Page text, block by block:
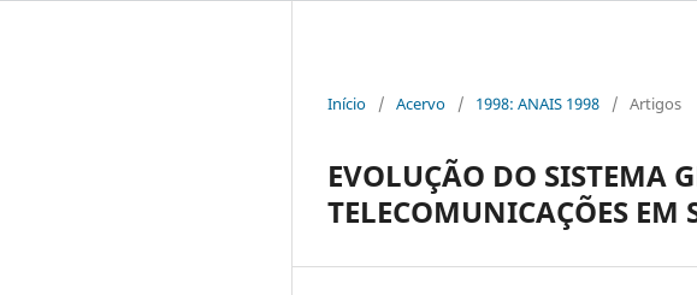
Início / Acervo / 1998: ANAIS 1998 / Artigos
EVOLUÇÃO DO SISTEMA
TELECOMUNICAÇÕES